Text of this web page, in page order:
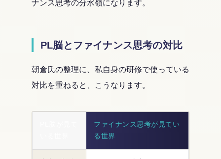
ナンス思考の分水嶺になります。
PL脳とファイナンス思考の対比
朝倉氏の整理に、私自身の研修で使っている
対比を重ねると、こうなります。
ファイナンス思考が見てい
る世界